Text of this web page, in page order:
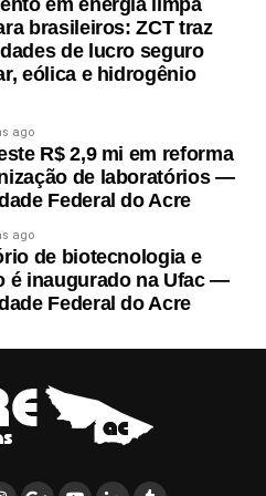
Moura.
a coordenadora do
Érica de Paiva; o
secretária adjunta de Educação
brasileiros: ZCT traz
de lucro seguro
eólica e hidrogênio
ago
R$ 2,9 mi em reforma
de laboratórios —
Federal do Acre
ago
de biotecnologia e
é inaugurado na Ufac —
Federal do Acre